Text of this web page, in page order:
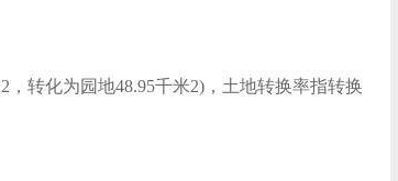
，转化为园地48.95千米2)，土地转换率指转换